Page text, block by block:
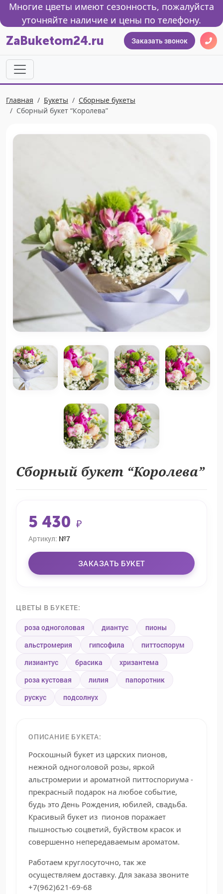
Многие цветы имеют сезонность, пожалуйста
уточняйте наличие и цены по телефону.
ZaBuketom24.ru Заказать звонок
Главная Букеты
Сборные букеты
Сборный букет “Королева”
Сборный букет “Королева”
5 430 ₽
Артикул: №7
ЗАКАЗАТЬ БУКЕТ
ЦВЕТЫ В БУКЕТЕ:
роза одноголовая диантус
пионы
альстромерия
гипсофила
питтоспорум
лизиантус
брасика
хризантема
роза кустовая
лилия
папоротник
рускус
подсолнух
ОПИСАНИЕ БУКЕТА:
Роскошный букет из царских пионов,
нежной одноголовой розы, яркой
альстромерии и ароматной питтоспориума -
прекрасный подарок на любое событие,
будь это День Рождения, юбилей, свадьба.
Красивый букет из пионов поражает
пышностью соцветий, буйством красок и
совершенно непередаваемым ароматом.
Работаем круглосуточно, так же
осуществляем доставку. Для заказа звоните
+7(962)621-69-68